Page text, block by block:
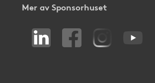
Mer av Sponsorhuset